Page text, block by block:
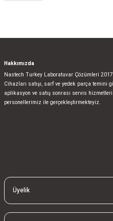
Hakkımızda
Nastech Turkey Laboratuvar Çözümleri
Cihazları satışı, sarf ve yedek parça
aplikasyon ve satış sonrası servis
personellerimiz ile gerçekleştirmekteyiz.
Üyelik